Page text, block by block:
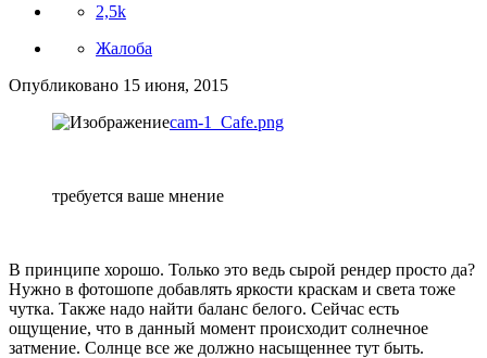
2,5k
Жалоба
Опубликовано 15 июня, 2015
cam-1_Cafe.png
требуется ваше мнение
В принципе хорошо. Только это ведь сырой рендер просто да?
Нужно в фотошопе добавлять яркости краскам и света тоже
чутка. Также надо найти баланс белого. Сейчас есть
ощущение, что в данный момент происходит солнечное
затмение. Солнце все же должно насыщеннее тут быть.